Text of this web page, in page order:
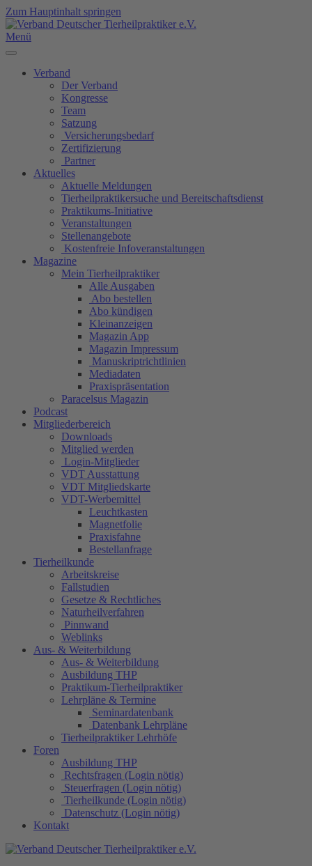
Zum Hauptinhalt springen
Menü
Verband
Der Verband
Kongresse
Team
Satzung
Versicherungsbedarf
Zertifizierung
Partner
Aktuelles
Aktuelle Meldungen
Tierheilpraktikersuche und Bereitschaftsdienst
Praktikums-Initiative
Veranstaltungen
Stellenangebote
Kostenfreie Infoveranstaltungen
Magazine
Mein Tierheilpraktiker
Alle Ausgaben
Abo bestellen
Abo kündigen
Kleinanzeigen
Magazin App
Magazin Impressum
Manuskriptrichtlinien
Mediadaten
Praxispräsentation
Paracelsus Magazin
Podcast
Mitgliederbereich
Downloads
Mitglied werden
Login-Mitglieder
VDT Ausstattung
VDT Mitgliedskarte
VDT-Werbemittel
Leuchtkasten
Magnetfolie
Praxisfahne
Bestellanfrage
Tierheilkunde
Arbeitskreise
Fallstudien
Gesetze & Rechtliches
Naturheilverfahren
Pinnwand
Weblinks
Aus- & Weiterbildung
Aus- & Weiterbildung
Ausbildung THP
Praktikum-Tierheilpraktiker
Lehrpläne & Termine
Seminardatenbank
Datenbank Lehrpläne
Tierheilpraktiker Lehrhöfe
Foren
Ausbildung THP
Rechtsfragen (Login nötig)
Steuerfragen (Login nötig)
Tierheilkunde (Login nötig)
Datenschutz (Login nötig)
Kontakt